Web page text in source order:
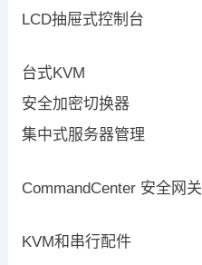
LCD抽屉式控制台
台式KVM
安全加密切换器
集中式服务器管理
CommandCenter 安全网关
KVM和串行配件